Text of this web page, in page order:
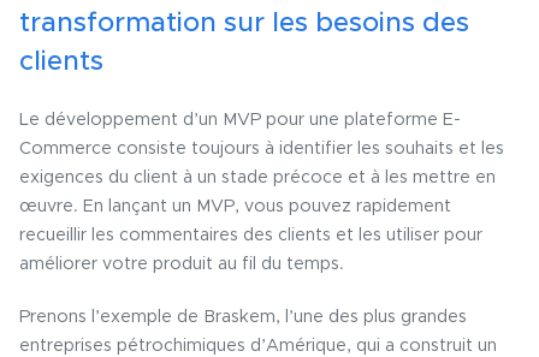
transformation sur les besoins des
clients
Le développement d’un MVP pour une plateforme E-
Commerce consiste toujours à identifier les souhaits et les
exigences du client à un stade précoce et à les mettre en
œuvre. En lançant un MVP, vous pouvez rapidement
recueillir les commentaires des clients et les utiliser pour
améliorer votre produit au fil du temps.
Prenons l’exemple de Braskem, l’une des plus grandes
entreprises pétrochimiques d’Amérique, qui a construit un